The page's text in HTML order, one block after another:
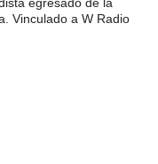
Vinculado a W Radio